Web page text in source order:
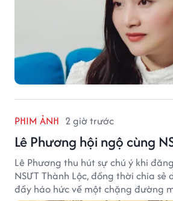
PHIM ẢNH 2 giờ trước
Lê Phương hội ngộ cùng
Lê Phương thu hút sự chú ý khi
NSƯT Thành Lộc, đồng thời chia
đầy háo hức về một chặng đường